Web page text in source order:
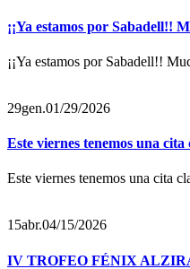
¡¡Ya estamos por Sabadell!!
¡¡Ya estamos por Sabadell!!
29gen.01/29/2026
Este viernes tenemos una
Este viernes tenemos una cita
15abr.04/15/2026
IV TROFEO FÉNIX ALZIRA